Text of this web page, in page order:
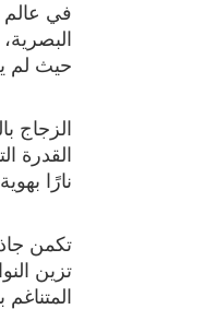
في عالم
حيث لم
الزجاج
القدرة
نارًا
تكمن
تزين